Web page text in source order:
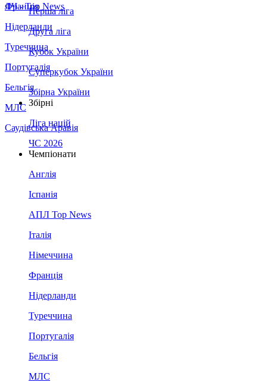
Франція
Нідерланди
Туреччина
Португалія
Бельгія
МЛС
Саудівська Аравія
ЛЧ - Top News
Перша ліга
Друга ліга
Кубок України
Суперкубок України
Збірна України
Збірні
Ліга націй
ЧС 2026
Чемпіонати
Англія
Іспанія
АПЛ Top News
Італія
Німеччина
Франція
Нідерланди
Туреччина
Португалія
Бельгія
МЛС